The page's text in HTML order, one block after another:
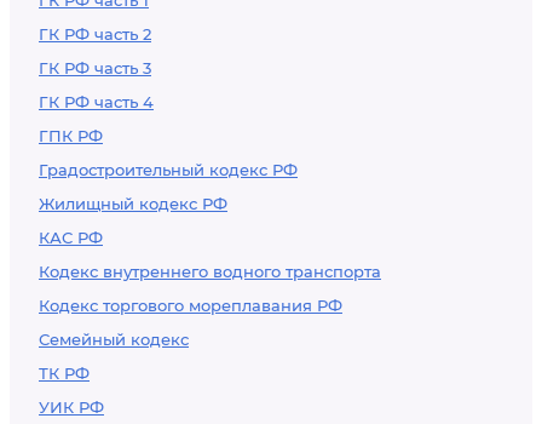
ГК РФ часть 2
ГК РФ часть 3
ГК РФ часть 4
ГПК РФ
Градостроительный кодекс РФ
Жилищный кодекс РФ
КАС РФ
Кодекс внутреннего водного транспорта
Кодекс торгового мореплавания РФ
Семейный кодекс
ТК РФ
УИК РФ